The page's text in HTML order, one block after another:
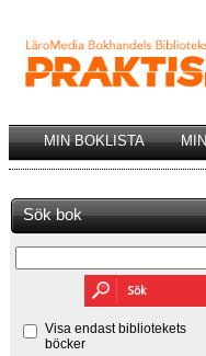
MIN BOKLISTA
Sök bok
Visa endast bibliotekets
böcker